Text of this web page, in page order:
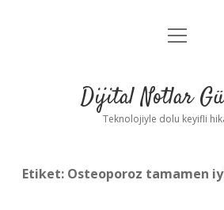
Anasayfa
Yasal Uyarı
menüyü
Dijital Notlar
Teknolojiyle dolu keyifli
Etiket: Osteoporoz tamamen